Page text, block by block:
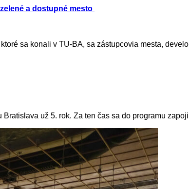
a dostupné mesto
sa konali v TU-BA, sa zástupcovia mesta,
už 5. rok. Za ten čas sa do programu